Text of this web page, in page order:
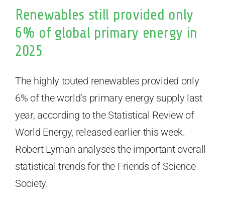
Renewables still provided only
6% of global primary energy in
2025
The highly touted renewables provided only
6% of the world’s primary energy supply last
year, according to the Statistical Review of
World Energy, released earlier this week.
Robert Lyman analyses the important overall
statistical trends for the Friends of Science
Society.